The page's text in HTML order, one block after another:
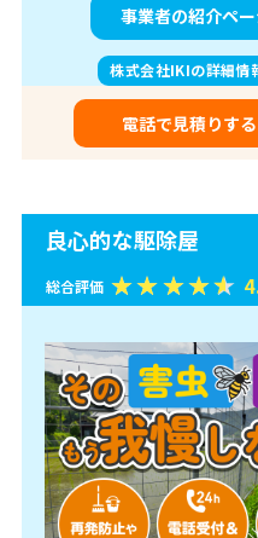
事業者の紹介ペ
株式会社IKIの詳細情
電話で見積りする
良心的な駆除屋
総合評価